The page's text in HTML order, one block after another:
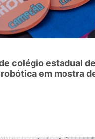
colégio estadual
em mostra